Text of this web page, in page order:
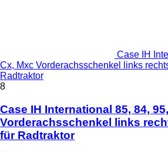
Case IH
Cx, Mxc Vorderachsschenkel links
Radtraktor
8
Case IH International 85, 84,
Vorderachsschenkel links
für Radtraktor